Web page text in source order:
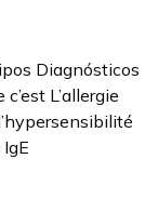
Diagnósticos
L’allergie